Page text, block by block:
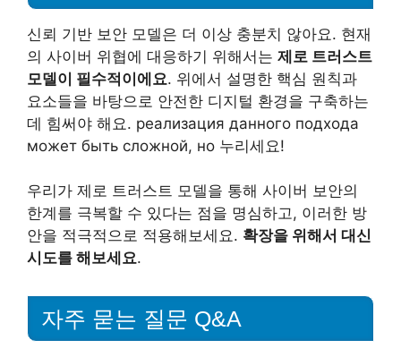
신뢰 기반 보안 모델은 더 이상 충분치 않아요. 현재
의 사이버 위협에 대응하기 위해서는 제로 트러스트
모델이 필수적이에요. 위에서 설명한 핵심 원칙과
요소들을 바탕으로 안전한 디지털 환경을 구축하는
데 힘써야 해요. реализация данного подхода
может быть сложной, но 누리세요!
우리가 제로 트러스트 모델을 통해 사이버 보안의
한계를 극복할 수 있다는 점을 명심하고, 이러한 방
안을 적극적으로 적용해보세요. 확장을 위해서 대신
시도를 해보세요.
자주 묻는 질문 Q&A